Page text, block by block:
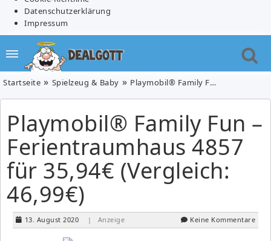
Datenschutzerklärung
Impressum
Startseite Spielzeug & Baby Playmobil® Family Fun – Ferientraumhaus 4857 für 35,94€ (Vergleich: 46,99€)
Playmobil® Family Fun –
Ferientraumhaus 4857
für 35,94€ (Vergleich:
46,99€)
13. August 2020 | Anzeige Keine Kommentare